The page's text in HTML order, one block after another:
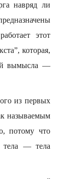
навряд ли
этот
которая,
вымысла —
из первых
называемым
потому что
тела — тела